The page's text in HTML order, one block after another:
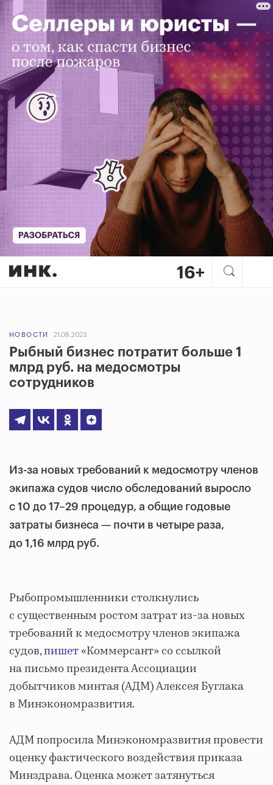
НОВОСТИ 21.08.2023
Рыбный бизнес потратит больше 1
млрд руб. на медосмотры
сотрудников
Из-за новых требований к медосмотру членов
экипажа судов число обследований выросло
с 10 до 17–29 процедур, а общие годовые
затраты бизнеса — почти в четыре раза,
до 1,16 млрд руб.
Рыбопромышленники столкнулись
с существенным ростом затрат из-за новых
требований к медосмотру членов экипажа
судов,пишет«Коммерсант» со ссылкой
на письмо президента Ассоциации
добытчиков минтая (АДМ) Алексея Буглака
в Минэкономразвития.
АДМ попросила Минэкономразвития провести
оценку фактического воздействия приказа
Минздрава. Оценка может затянуться